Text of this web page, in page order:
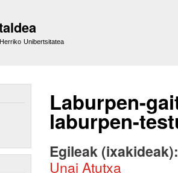
Unibertsitatea
Laburpen-
laburpen-
Egileak
Unai Atutxa